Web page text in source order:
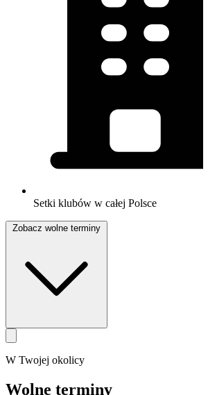
Setki klubów w całej Polsce
W Twojej okolicy
Wolne terminy